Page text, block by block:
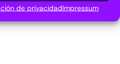
de privacidadImpressum